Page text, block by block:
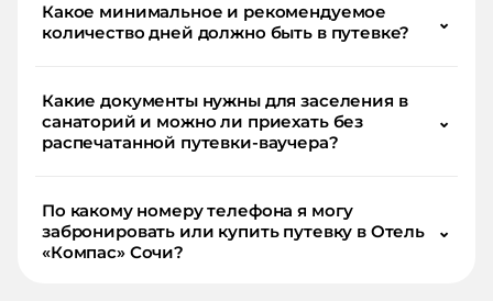
Какое минимальное и рекомендуемое
количество дней должно быть в путевке?
⌄
Какие документы нужны для заселения в
санаторий и можно ли приехать без
распечатанной путевки-ваучера?
⌄
По какому номеру телефона я могу
забронировать или купить путевку в Отель
«Компас» Сочи?
⌄